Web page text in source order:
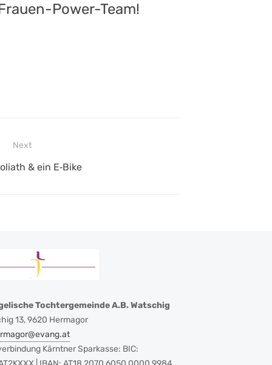
Power-Team!
Next
& ein E‑Bike
Tochtergemeinde A.B. Watschig
13, 9620 Hermagor
Kärntner Sparkasse: BIC: